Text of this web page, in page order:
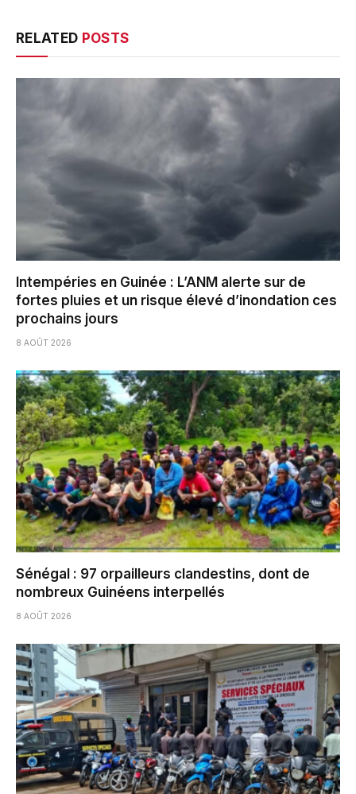
RELATED POSTS
Intempéries en Guinée : L’ANM alerte sur de
fortes pluies et un risque élevé d’inondation ces
prochains jours
8 AOÛT 2026
Sénégal : 97 orpailleurs clandestins, dont de
nombreux Guinéens interpellés
8 AOÛT 2026